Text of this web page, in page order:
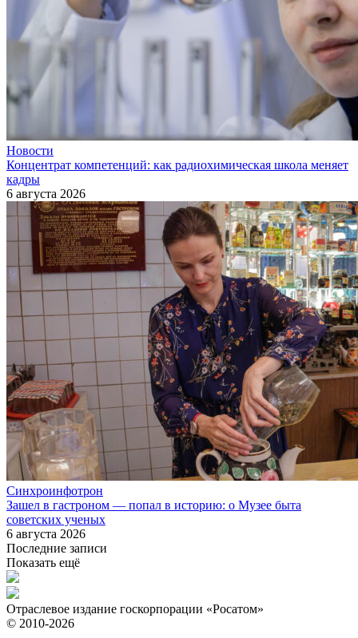
Новости
Концентрат компетенций: как радиохимическая школа меняет
кадры
6 августа 2026
Синхроинфотрон
Зашел в гастроном — попал в историю: о Музее быта
советских ученых
6 августа 2026
Последние записи
Показать ещё
Отраслевое издание госкорпорации «Росатом»
© 2010-2026